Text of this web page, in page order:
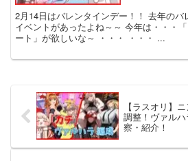
2月14日はバレンタインデー！！ 去年の
イベントがあったよね～～ 今年は・・・
ート」が欲しいな～ ・・・ ・・・ ...
【ラスオリ】
調整！ヴァル
察・紹介！